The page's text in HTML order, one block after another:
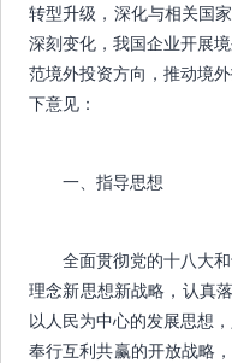
转型升级，深化与相关国
深刻变化，我国企业开展
范境外投资方向，推动境
下意见：
一、指导思想
全面贯彻党的十八大
理念新思想新战略，认真
以人民为中心的发展思想
奉行互利共赢的开放战略